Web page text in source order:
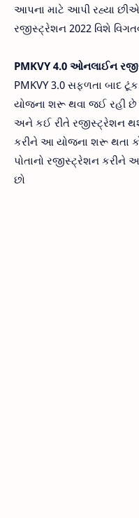
આપના માટે આપી રહ્યા
રજીસ્ટ્રેશન 2022 વિશે
PMKVY 4.0 ઓનલાઈન
PMKVY 3.0 સફળતા બાદ
યોજના શરૂ થવા જઈ રહી છે
અને કઈ રીતે રજીસ્ટ્રેશન
કરીને આ યોજના શરૂ થતા
પોતાનો રજીસ્ટ્રેશન કરીને
છો